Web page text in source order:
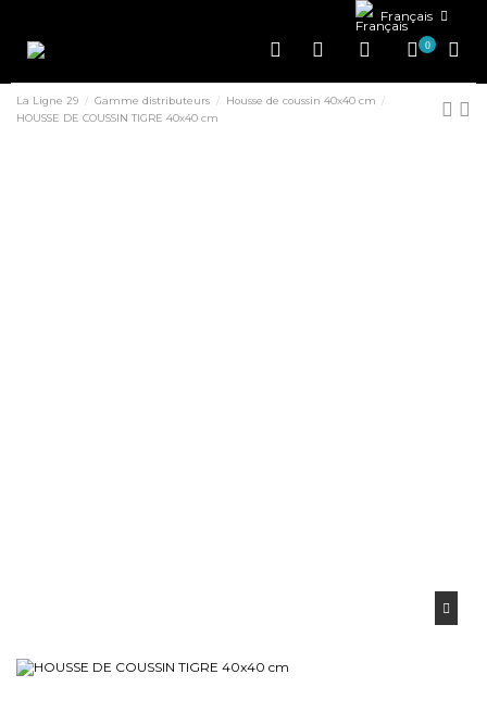
Français
0
La Ligne 29 Gamme distributeurs
Housse de coussin 40x40 cm
HOUSSE DE COUSSIN TIGRE 40x40 cm